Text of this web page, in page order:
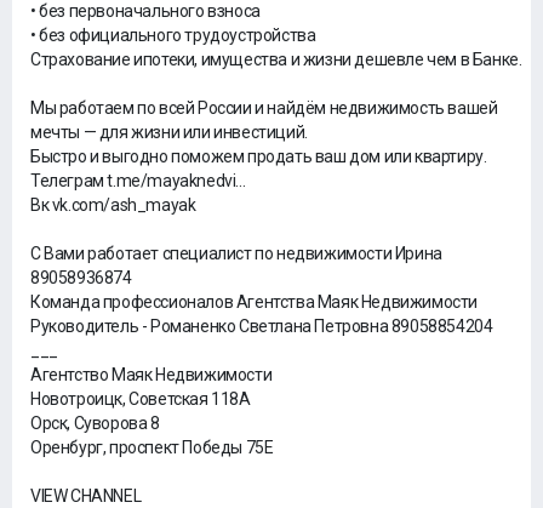
• без первоначального взноса
• без официального трудоустройства
Страхование ипотеки, имущества и жизни дешевле чем в Банке.
Мы работаем по всей России и найдём недвижимость вашей
мечты — для жизни или инвестиций.
Быстро и выгодно поможем продать ваш дом или квартиру.
Телеграм t.me/mayaknedvi...
Вк vk.com/ash_mayak
С Вами работает специалист по недвижимости Ирина
89058936874
Команда профессионалов Агентства Маяк Недвижимости
Руководитель - Романенко Светлана Петровна 89058854204
Агентство Маяк Недвижимости
Новотроицк, Советская 118А
Орск, Суворова 8
Оренбург, проспект Победы 75Е
VIEW CHANNEL